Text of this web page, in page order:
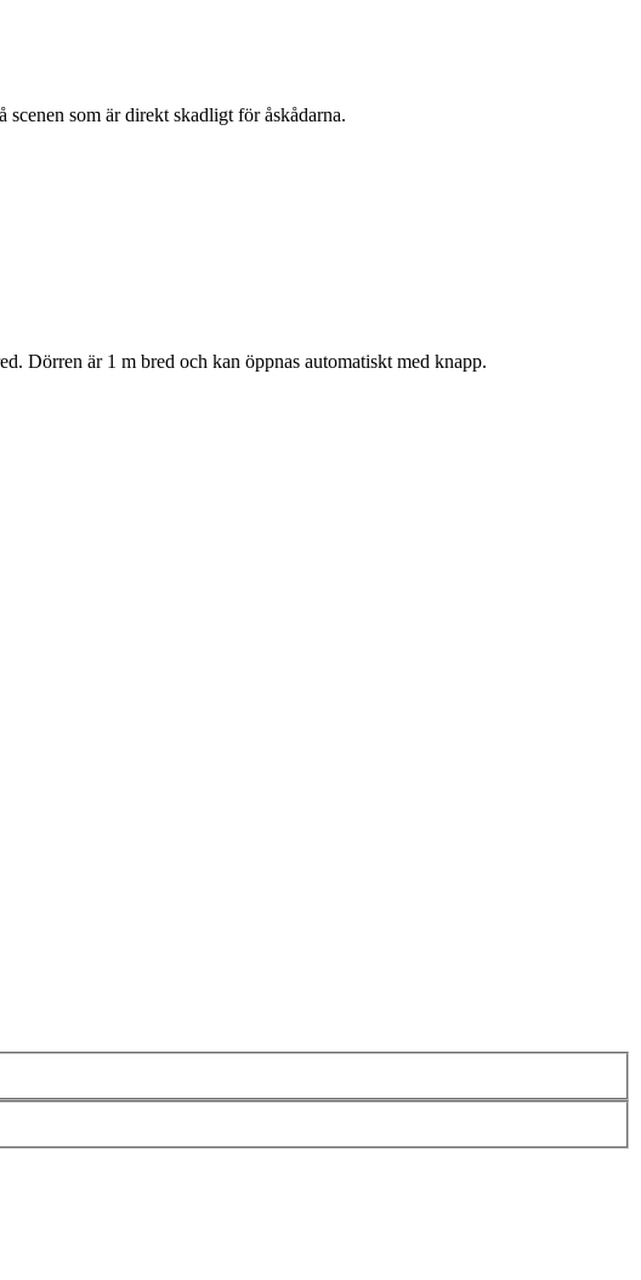
som är direkt skadligt för åskådarna.
Dörren är 1 m bred och kan öppnas automatiskt med knapp.